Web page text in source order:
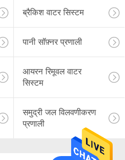
ब्रैकिश वाटर सिस्टम
पानी सॉफ़्नर प्रणाली
आयरन रिमूवल वाटर
सिस्टम
समुद्री जल विलवणीकरण
प्रणाली